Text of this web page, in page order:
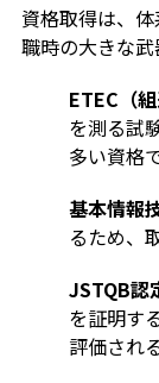
資格取得は、
職時の大きな武
ETEC（
を測る試
多い資格
基本情報
るため、
JSTQB認
を証明す
評価され